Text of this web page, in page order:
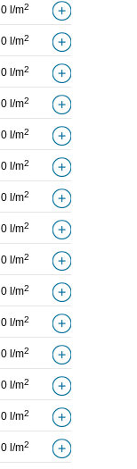
0 l/m2
0 l/m2
0 l/m2
0 l/m2
0 l/m2
0 l/m2
0 l/m2
0 l/m2
0 l/m2
0 l/m2
0 l/m2
0 l/m2
0 l/m2
0 l/m2
0 l/m2